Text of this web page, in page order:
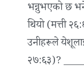
भन्नुभएको छ
थियो (मत्ती
उनीहरूले
२७:६३)?